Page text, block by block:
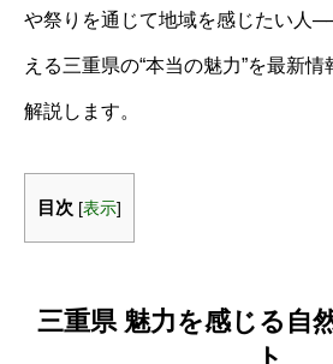
や祭りを通じて地域を感じたい人
える三重県の“本当の魅力”を最新
解説します。
目次 [表示]
三重県 魅力を感じる自
ト